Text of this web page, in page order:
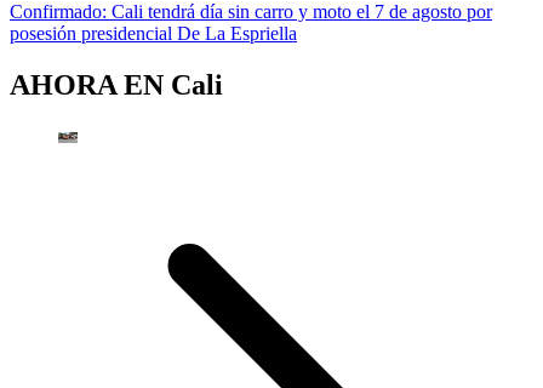
Confirmado: Cali tendrá día sin carro y moto el 7 de agosto por
posesión presidencial De La Espriella
AHORA EN Cali